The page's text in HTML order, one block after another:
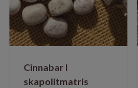
Cinnabar I
skapolitmatris